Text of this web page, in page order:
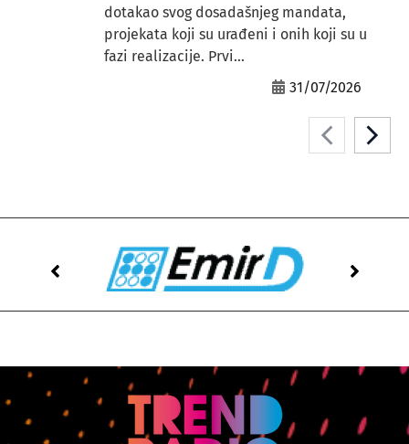
dotakao svog dosadašnjeg mandata,
projekata koji su urađeni i onih koji su u
fazi realizacije. Prvi...
31/07/2026